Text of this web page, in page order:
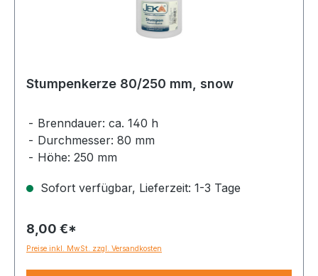
Stumpenkerze 80/250 mm, snow
Brenndauer: ca. 140 h
Durchmesser: 80 mm
Höhe: 250 mm
Sofort verfügbar, Lieferzeit: 1-3 Tage
8,00 €*
Preise inkl. MwSt. zzgl. Versandkosten